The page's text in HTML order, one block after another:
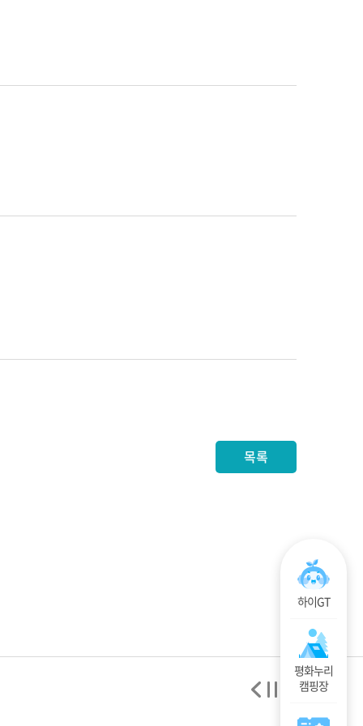
목록
하이GT
평화누리
캠핑장